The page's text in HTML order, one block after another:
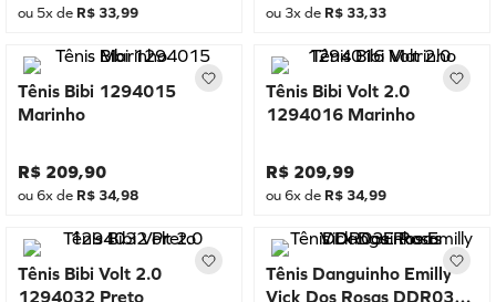
ou 5x de R$ 33,99 ou 3x de R$ 33,33
Tênis Bibi 1294015
Marinho
R$ 209,90
ou6x de R$ 34,98
Tênis Bibi Volt 2.0
1294016 Marinho
R$ 209,99
ou6x de R$ 34,99
Tênis Bibi Volt 2.0
1294032 Preto
Tênis Danguinho Emilly
Vick Dos Rosas DDR03E